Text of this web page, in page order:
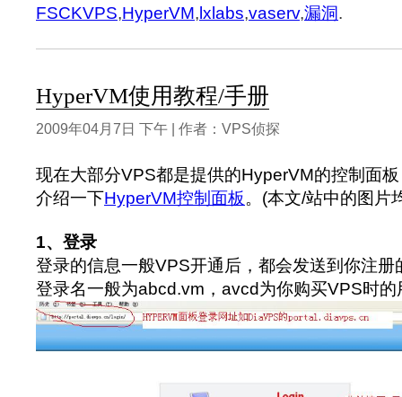
FSCKVPS,HyperVM,lxlabs,vaserv,漏洞.
HyperVM使用教程/手册
2009年04月7日 下午 | 作者：VPS侦探
现在大部分VPS都是提供的HyperVM的控制面
介绍一下HyperVM控制面板。(本文/站中的图片
1、登录
登录的信息一般VPS开通后，都会发送到你注
登录名一般为abcd.vm，avcd为你购买VPS时的